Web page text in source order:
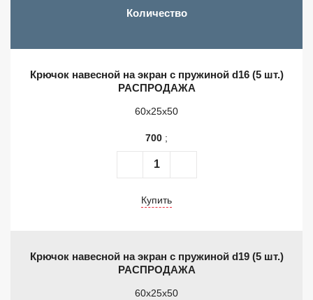
Количество
Крючок навесной на экран с пружиной d16 (5 шт.)
РАСПРОДАЖА
60x25x50
700 ;
Купить
Крючок навесной на экран с пружиной d19 (5 шт.)
РАСПРОДАЖА
60x25x50